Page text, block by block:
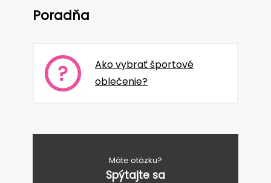
Poradňa
Ako vybrať športové
oblečenie?
Máte otázku?
Spýtajte sa